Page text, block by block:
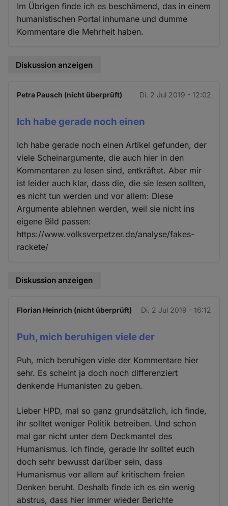
Im Übrigen finde ich es beschämend, das in einem
humanistischen Portal inhumane und dumme
Kommentare die Mehrheit haben.
Diskussion anzeigen
Petra Pausch (nicht überprüft) Di. 2 Jul 2019 - 12:02
Ich habe gerade noch einen
Ich habe gerade noch einen Artikel gefunden, der
viele Scheinargumente, die auch hier in den
Kommentaren zu lesen sind, entkräftet. Aber mir
ist leider auch klar, dass die, die sie lesen sollten,
es nicht tun werden und vor allem: Diese
Argumente ablehnen werden, weil sie nicht ins
eigene Bild passen:
https://www.volksverpetzer.de/analyse/fakes-
rackete/
Diskussion anzeigen
Florian Heinrich (nicht überprüft) Di. 2 Jul 2019 - 16:12
Puh, mich beruhigen viele der
Puh, mich beruhigen viele der Kommentare hier
sehr. Es scheint ja doch noch differenziert
denkende Humanisten zu geben.
Lieber HPD, mal so ganz grundsätzlich, ich finde,
ihr solltet weniger Politik betreiben. Und schon
mal gar nicht unter dem Deckmantel des
Humanismus. Ich finde, gerade Ihr solltet euch
doch sehr bewusst darüber sein, dass
Humanismus vor allem auf kritischem freien
Denken beruht. Deshalb finde ich es ein wenig
abstrus, dass hier immer wieder Berichte